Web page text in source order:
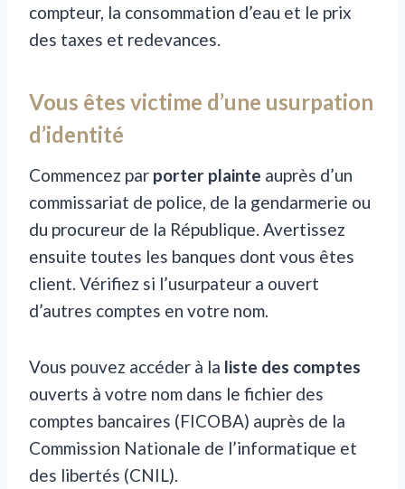
compteur, la consommation d’eau et le prix
des taxes et redevances.
Vous êtes victime d’une usurpation
d’identité
Commencez par porter plainte auprès d’un
commissariat de police, de la gendarmerie ou
du procureur de la République. Avertissez
ensuite toutes les banques dont vous êtes
client. Vérifiez si l’usurpateur a ouvert
d’autres comptes en votre nom.
Vous pouvez accéder à la liste des comptes
ouverts à votre nom dans le fichier des
comptes bancaires (FICOBA) auprès de la
Commission Nationale de l’informatique et
des libertés (CNIL).